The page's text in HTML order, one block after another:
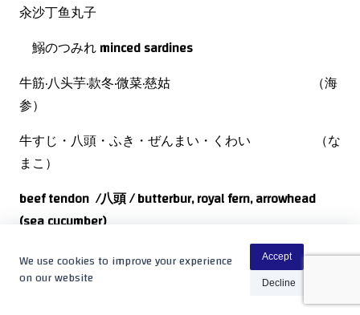
汆沙丁鱼丸子
鰯のつみれminced sardines
牛筋·八头芋·款冬·微菜·慈姑 （海
参）
牛すじ・ 八頭・ふき・ぜんまい・くわい （な
まこ）
beef tendon /八頭/ butterbur, royal fern, arrowhead
(sea cucumber)
山东 威海 贝类(白色)
Straw-like clam,
We use cookies to improve your experience
on our website
Accept
Decline